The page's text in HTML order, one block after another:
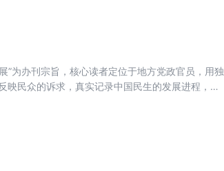
”为办刊宗旨，核心读者定位于地方党政官员，用独
民众的诉求，真实记录中国民生的发展进程，力